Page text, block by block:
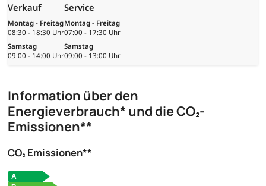
Verkauf
Montag - Freitag
08:30 - 18:30 Uhr
Samstag
09:00 - 14:00 Uhr
Service
Montag - Freitag
07:00 - 17:30 Uhr
Samstag
09:00 - 13:00 Uhr
Information über den
Energieverbrauch* und die CO₂-
Emissionen**
CO₂ Emissionen**